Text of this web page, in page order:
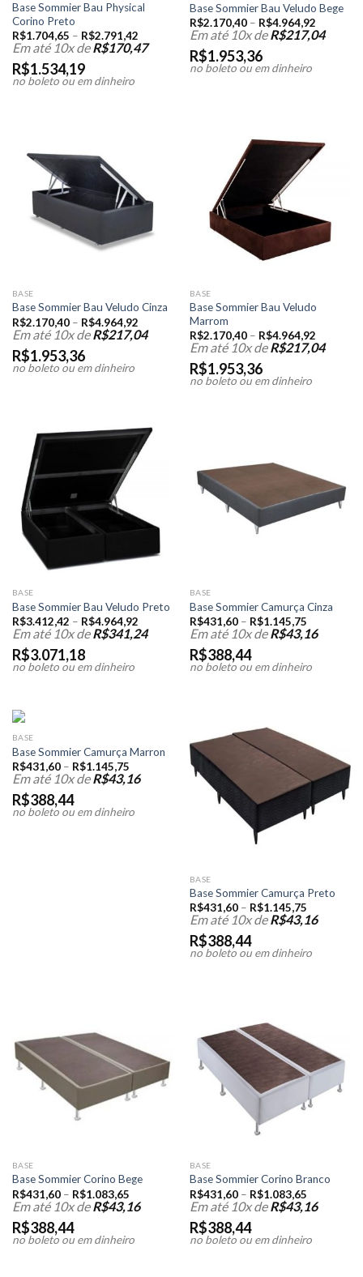
Base Sommier Bau Physical
Corino Preto
R$1.704,65 – R$2.791,42
Em até 10x deR$170,47
R$1.534,19
no boleto ou em dinheiro
Base Sommier Bau Veludo Bege
R$2.170,40– R$4.964,92
Em até 10x deR$217,04
R$1.953,36
no boleto ou em dinheiro
BASE
Base Sommier Bau Veludo Cinza
R$2.170,40– R$4.964,92
Em até 10x deR$217,04
R$1.953,36
no boleto ou em dinheiro
BASE
Base Sommier Bau Veludo
Marrom
R$2.170,40– R$4.964,92
Em até 10x deR$217,04
R$1.953,36
no boleto ou em dinheiro
BASE
Base Sommier Bau Veludo Preto
R$3.412,42 – R$4.964,92
Em até 10x deR$341,24
R$3.071,18
no boleto ou em dinheiro
BASE
Base Sommier Camurça Cinza
R$431,60– R$1.145,75
Em até 10x deR$43,16
R$388,44
no boleto ou em dinheiro
BASE
Base Sommier Camurça Marron
R$431,60– R$1.145,75
Em até 10x deR$43,16
R$388,44
no boleto ou em dinheiro
BASE
Base Sommier Camurça Preto
R$431,60– R$1.145,75
Em até 10x deR$43,16
R$388,44
no boleto ou em dinheiro
BASE
Base Sommier Corino Bege
R$431,60– R$1.083,65
Em até 10x deR$43,16
R$388,44
no boleto ou em dinheiro
BASE
Base Sommier Corino Branco
R$431,60– R$1.083,65
Em até 10x deR$43,16
R$388,44
no boleto ou em dinheiro